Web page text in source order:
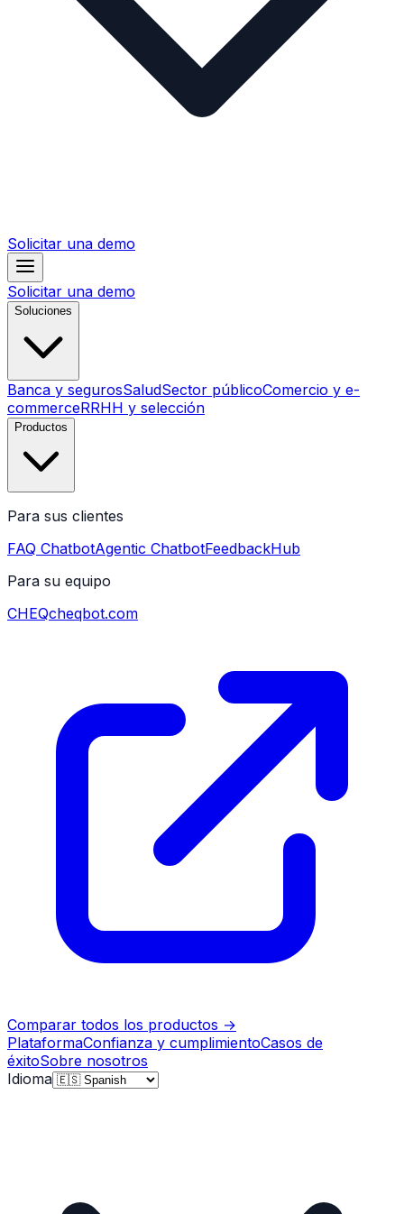
Solicitar una demo
Solicitar una demo
Soluciones
Banca y segurosSaludSector públicoComercio y e-
commerceRRHH y selección
Productos
Para sus clientes
FAQ ChatbotAgentic ChatbotFeedbackHub
Para su equipo
CHEQcheqbot.com
Comparar todos los productos →
PlataformaConfianza y cumplimientoCasos de
éxitoSobre nosotros
Idioma